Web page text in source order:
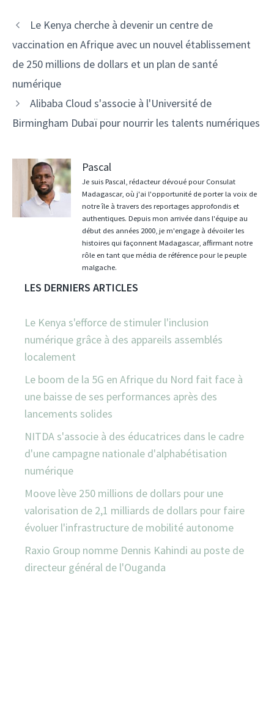
Navigation
des
Le Kenya cherche à devenir un centre de
vaccination en Afrique avec un nouvel établissement
de 250 millions de dollars et un plan de santé
numérique
Alibaba Cloud s'associe à l'Université de
Birmingham Dubaï pour nourrir les talents numériques
Pascal
Je suis Pascal, rédacteur dévoué pour Consulat
Madagascar, où j'ai l'opportunité de porter la voix de
notre île à travers des reportages approfondis et
authentiques. Depuis mon arrivée dans l'équipe au
début des années 2000, je m'engage à dévoiler les
histoires qui façonnent Madagascar, affirmant notre
rôle en tant que média de référence pour le peuple
malgache.
LES DERNIERS ARTICLES
Le Kenya s'efforce de stimuler l'inclusion
numérique grâce à des appareils assemblés
localement
Le boom de la 5G en Afrique du Nord fait face à
une baisse de ses performances après des
lancements solides
NITDA s'associe à des éducatrices dans le cadre
d'une campagne nationale d'alphabétisation
numérique
Moove lève 250 millions de dollars pour une
valorisation de 2,1 milliards de dollars pour faire
évoluer l'infrastructure de mobilité autonome
Raxio Group nomme Dennis Kahindi au poste de
directeur général de l'Ouganda